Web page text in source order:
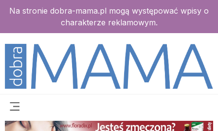
Na stronie dobra-mama.pl mogą występować wpisy o
charakterze reklamowym.